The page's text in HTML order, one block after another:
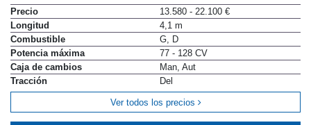
Precio
13.580 - 22.100 €
Longitud
4,1 m
Combustible
G, D
Potencia máxima
77 - 128 CV
Caja de cambios
Man, Aut
Tracción
Del
Ver todos los precios